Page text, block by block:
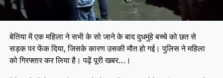
बेतिया में एक महिला ने सभी के सो जाने के बाद दुधमुंहे बच्चे को छत से
सड़क पर फेंक दिया, जिसके कारण उसकी मौत हो गई। पुलिस ने महिला
को गिरफ्तार कर लिया है। पढ़ें पूरी खबर…।